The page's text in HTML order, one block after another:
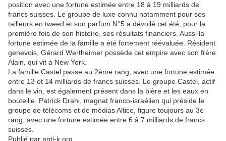
position avec une fortune estimée entre 18 à 19 milliards de
francs suisses. Le groupe de luxe connu notamment pour ses
tailleurs en tweed et son parfum N°5 a dévoilé cet été, pour la
première fois de son histoire, ses résultats financiers. Aussi la
fortune estimée de la famille a été fortement réévaluée. Résident
genevois, Gérard Wertheimer possède cet empire avec son frère
Alain, qui vit à New York.
La famille Castel passe au 2ème rang, avec une fortune estimée
entre 13 et 14 milliards de francs suisses. Le groupe Castel, actif
dans le vin, est également présent dans la bière et les eaux en
bouteille. Patrick Drahi, magnat franco-israélien qui préside le
groupe de télécoms et de médias Altice, figure toujours au 3e
rang, avec une fortune estimée entre 6 à 7 milliards de francs
suisses.
Publié par anti-k.org